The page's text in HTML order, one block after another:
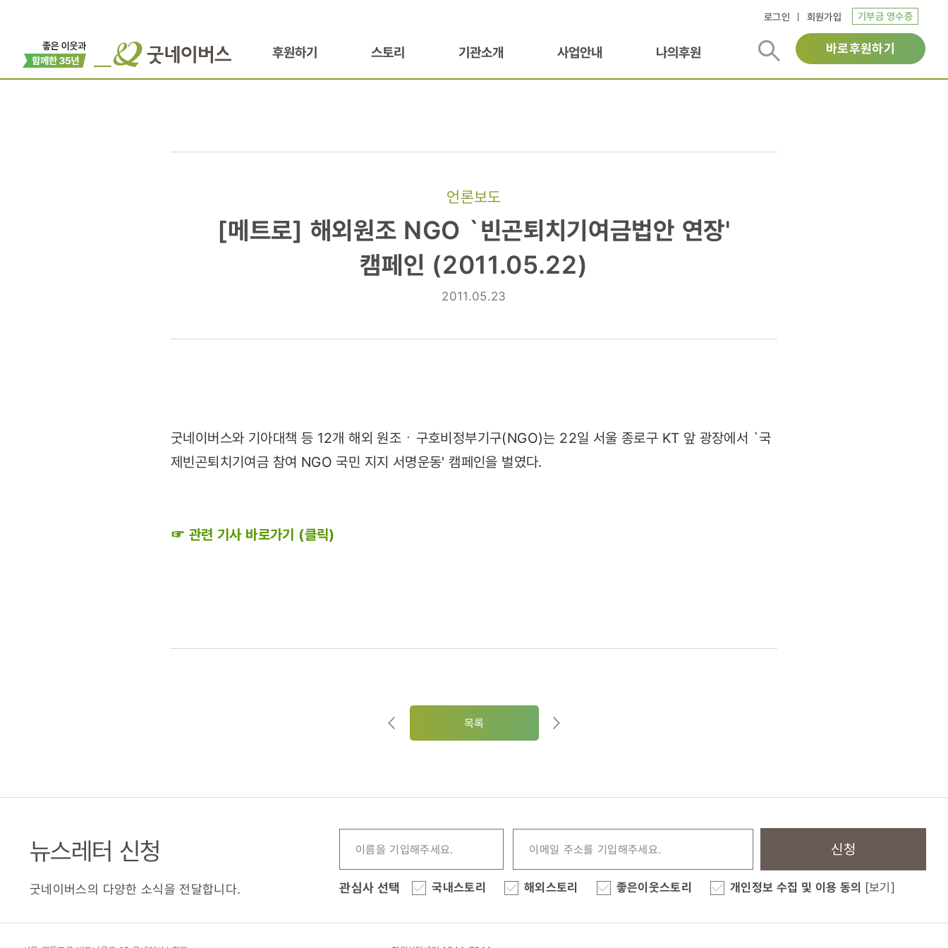
로그인 회원가입 기부금 영수증
후원하기 스토리 기관소개 사업안내 나의후원 바로후원하기
언론보도
[메트로]
`
캠페인
(2011.05.22)
[메트로] 해외원조 NGO `빈곤퇴치기여금법안 연장'
캠페인 (2011.05.22)
2011.05.23
굿네이버스와 기아대책 등 12개 해외 원조ㆍ구호비정부기구(NGO)는 22일 서울 종로구 KT 앞 광장에서 `국
제빈곤퇴치기여금 참여 NGO 국민 지지 서명운동' 캠페인을 벌였다.
☞ 관련 기사 바로가기 (클릭)
목록
뉴스레터 신청
굿네이버스의 다양한 소식을 전달합니다.
신청
관심사 선택 국내스토리 해외스토리 좋은이웃스토리 개인정보 수집 및 이용 동의 [보기]